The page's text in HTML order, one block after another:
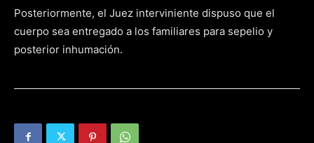
Posteriormente, el Juez interviniente dispuso que el
cuerpo sea entregado a los familiares para sepelio y
posterior inhumación.